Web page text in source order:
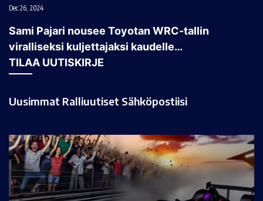
Dec 26, 2024
Sami Pajari nousee Toyotan WRC-tallin
viralliseksi kuljettajaksi kaudelle…
TILAA UUTISKIRJE
Uusimmat Ralliuutiset Sähköpostiisi